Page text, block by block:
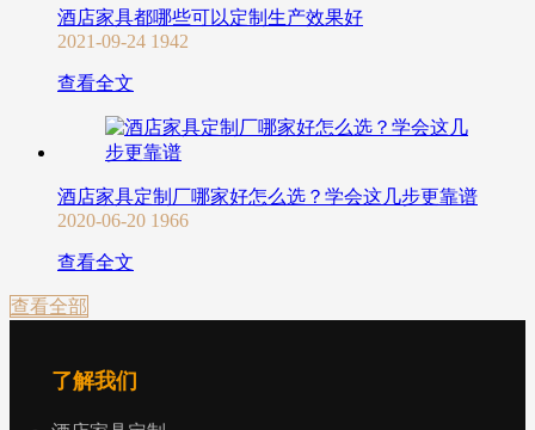
酒店家具都哪些可以定制生产效果好
2021-09-24 1942
查看全文
酒店家具定制厂哪家好怎么选？学会这几步更靠谱
2020-06-20 1966
查看全文
查看全部
了解我们